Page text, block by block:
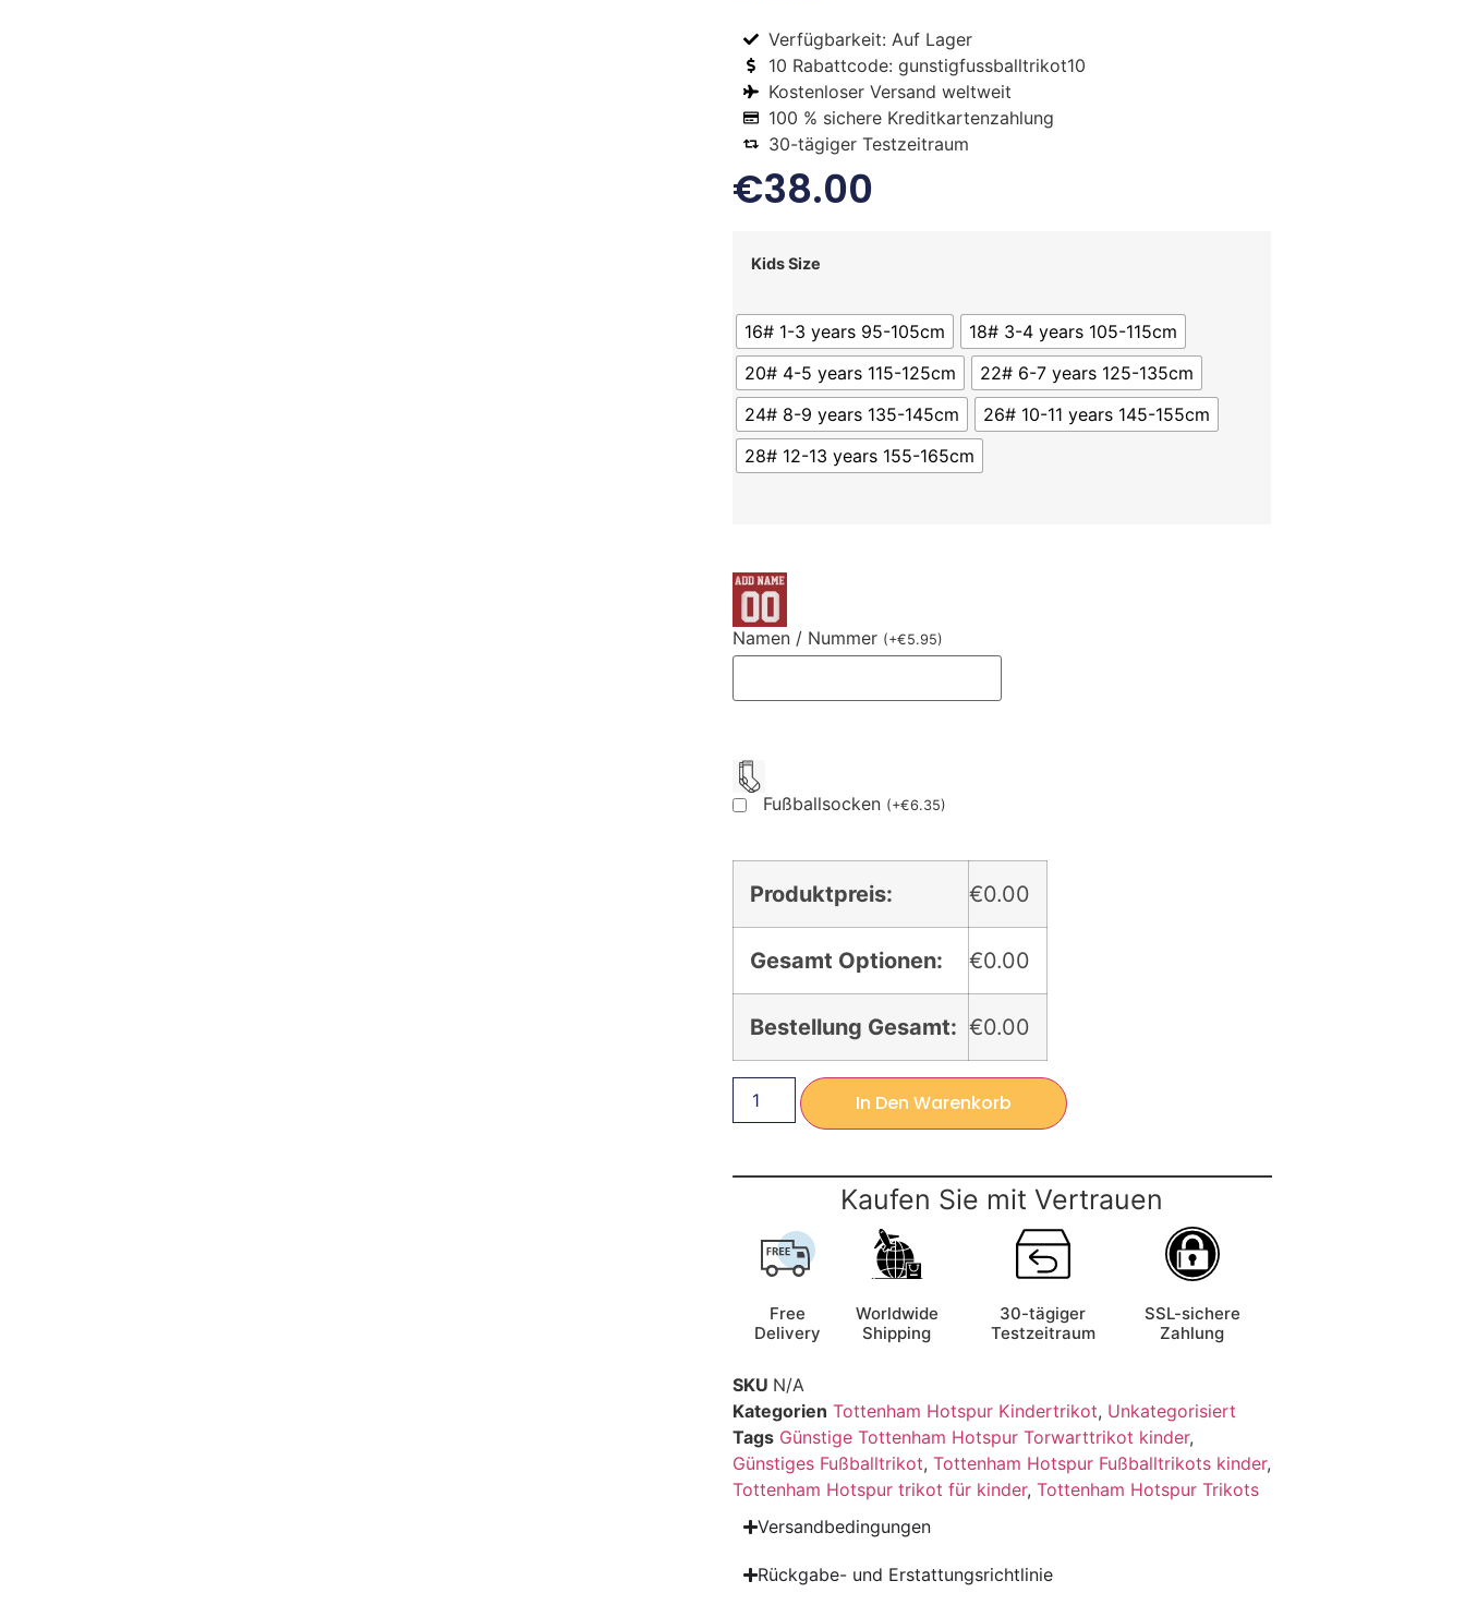
Verfügbarkeit: Auf Lager
10 Rabattcode: gunstigfussballtrikot10
Kostenloser Versand weltweit
100 % sichere Kreditkartenzahlung
30-tägiger Testzeitraum
€38.00
Kids Size
16# 1-3 years 95-105cm
18# 3-4 years 105-115cm
20# 4-5 years 115-125cm
22# 6-7 years 125-135cm
24# 8-9 years 135-145cm
26# 10-11 years 145-155cm
28# 12-13 years 155-165cm
Namen / Nummer (+€5.95)
Fußballsocken (+€6.35)
Produktpreis: €0.00
Gesamt Optionen: €0.00
Bestellung Gesamt: €0.00
In Den Warenkorb
Kaufen Sie mit Vertrauen
Free
Delivery
Worldwide
Shipping
30-tägiger
Testzeitraum
SSL-sichere
Zahlung
SKU N/A
Kategorien Tottenham Hotspur Kindertrikot, Unkategorisiert
Tags Günstige Tottenham Hotspur Torwarttrikot kinder,
Günstiges Fußballtrikot, Tottenham Hotspur Fußballtrikots kinder,
Tottenham Hotspur trikot für kinder, Tottenham Hotspur Trikots
Versandbedingungen
Rückgabe- und Erstattungsrichtlinie